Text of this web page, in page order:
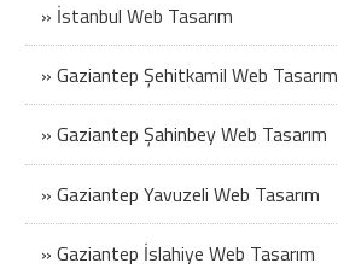
» İstanbul Web Tasarım
» Gaziantep Şehitkamil Web Tasarım
» Gaziantep Şahinbey Web Tasarım
» Gaziantep Yavuzeli Web Tasarım
» Gaziantep İslahiye Web Tasarım